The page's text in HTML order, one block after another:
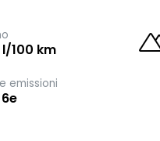
100 km
emissioni